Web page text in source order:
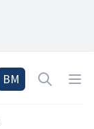
BM Open